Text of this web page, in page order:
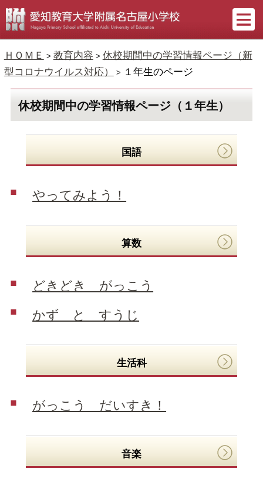
ＨＯＭＥ > 教育内容 > 休校期間中の学習情報ページ（新
型コロナウイルス対応）
> １年生のページ
休校期間中の学習情報ページ（１年生）
国語
やってみよう！
算数
どきどき がっこう
かず と すうじ
生活科
がっこう だいすき！
音楽